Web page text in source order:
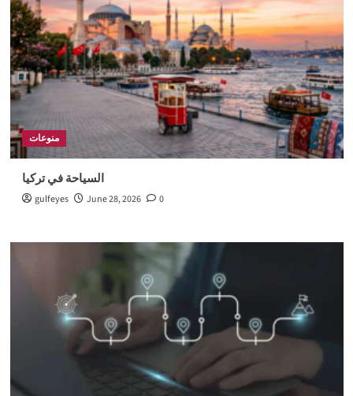
منوعات
السياحة في تركيا
gulfeyes June 28, 2026 0